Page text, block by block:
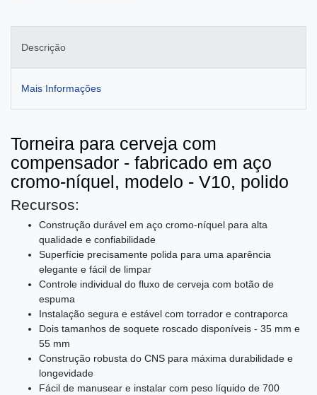
Descrição
Mais Informações
Torneira para cerveja com
compensador - fabricado em aço
cromo-níquel, modelo - V10, polido
Recursos:
Construção durável em aço cromo-níquel para alta
qualidade e confiabilidade
Superfície precisamente polida para uma aparência
elegante e fácil de limpar
Controle individual do fluxo de cerveja com botão de
espuma
Instalação segura e estável com torrador e contraporca
Dois tamanhos de soquete roscado disponíveis - 35 mm e
55 mm
Construção robusta do CNS para máxima durabilidade e
longevidade
Fácil de manusear e instalar com peso líquido de 700